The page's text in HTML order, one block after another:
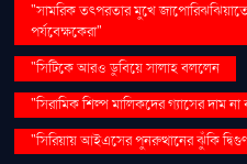
"সামরিক তৎপরতার মুখে
পর্যবেক্ষকেরা"
"সিটিকে আরও ডুবিয়ে সালাহ বললেন
"সিরামিক শিল্প মালিকদের গ্যাসের দাম না
"সিরিয়ায় আইএসের পুনরুত্থানের ঝুঁকি